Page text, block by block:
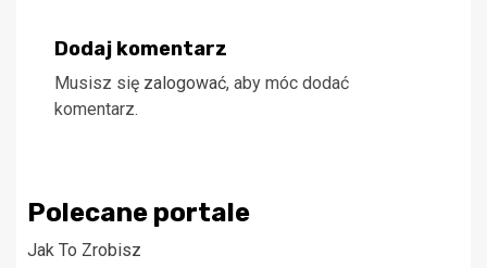
Dodaj komentarz
Musisz się zalogować, aby móc dodać
komentarz.
Polecane portale
Jak To Zrobisz